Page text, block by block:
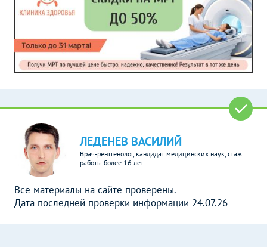
ЛЕДЕНЕВ ВАСИЛИЙ
Врач-рентгенолог, кандидат медицинских наук, стаж
работы более 16 лет.
Все материалы на сайте проверены.
Дата последней проверки информации 24.07.26